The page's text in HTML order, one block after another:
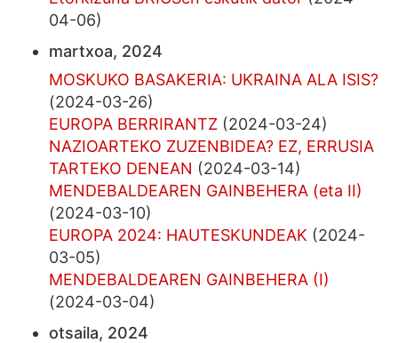
04-06)
martxoa, 2024
MOSKUKO BASAKERIA: UKRAINA ALA ISIS?
(2024-03-26)
EUROPA BERRIRANTZ (2024-03-24)
NAZIOARTEKO ZUZENBIDEA? EZ, ERRUSIA
TARTEKO DENEAN (2024-03-14)
MENDEBALDEAREN GAINBEHERA (eta II)
(2024-03-10)
EUROPA 2024: HAUTESKUNDEAK (2024-
03-05)
MENDEBALDEAREN GAINBEHERA (I)
(2024-03-04)
otsaila, 2024